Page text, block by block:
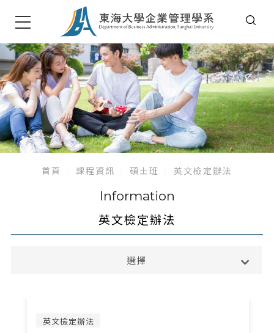
首頁 課程資訊 碩士班 英文檢定辦法
Information
英文檢定辦法
選擇
英文檢定辦法
英文檢定辦法